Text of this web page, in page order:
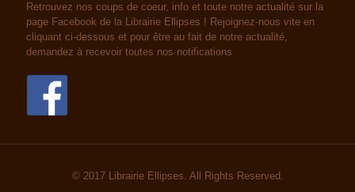
Retrouvez nos coups de coeur, info et toute notre actualité sur la
page Facebook de la Librairie Ellipses ! Rejoignez-nous vite en
cliquant ci-dessous et pour être au fait de notre actualité,
demandez à recevoir toutes nos notifications
© 2017 Librairie Ellipses. All Rights Reserved.